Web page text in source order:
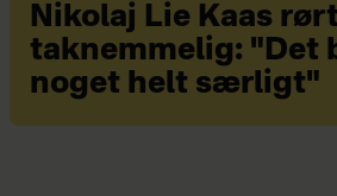
Nikolaj Lie Kaas
taknemmelig: "Det
noget helt særligt"